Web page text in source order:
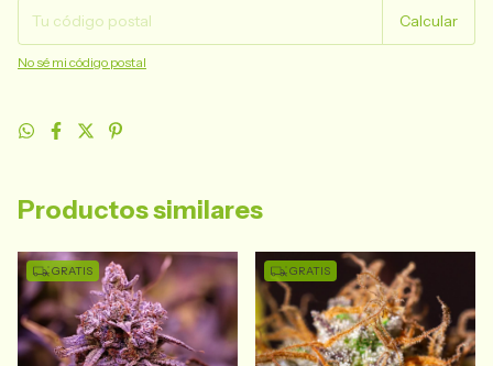
Calcular
No sé mi código postal
Productos similares
GRATIS GRATIS